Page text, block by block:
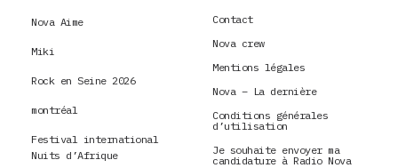
Nova Aime
Miki
Rock en Seine 2026
montréal
Festival international
Nuits d’Afrique
Contact
Nova crew
Mentions légales
Nova – La dernière
Conditions générales
d’utilisation
Je souhaite envoyer ma
candidature à Radio Nova